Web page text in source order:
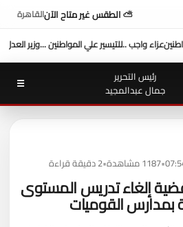
⛅ الطقس غير متاح الآنالقاهرة
د. طه محمد أبو الشيخ يكتب : أداءالجزئية
رئيس التحرير
جمال عبدالمجيد
☰
•1187 مشاهدة •2 دقيقة قراءة
إلغاء تدريس المستوى
بمدارس القوميات